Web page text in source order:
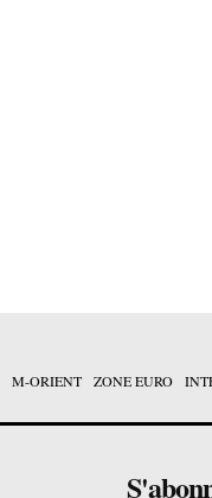
M-ORIENT ZONE EURO